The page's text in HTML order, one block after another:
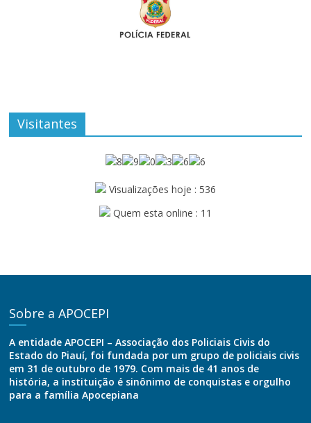
Visitantes
Visualizações hoje : 536
Quem esta online : 11
Sobre a APOCEPI
A entidade APOCEPI – Associação dos Policiais Civis do
Estado do Piauí, foi fundada por um grupo de policiais civis
em 31 de outubro de 1979. Com mais de 41 anos de
história, a instituição é sinônimo de conquistas e orgulho
para a família Apocepiana